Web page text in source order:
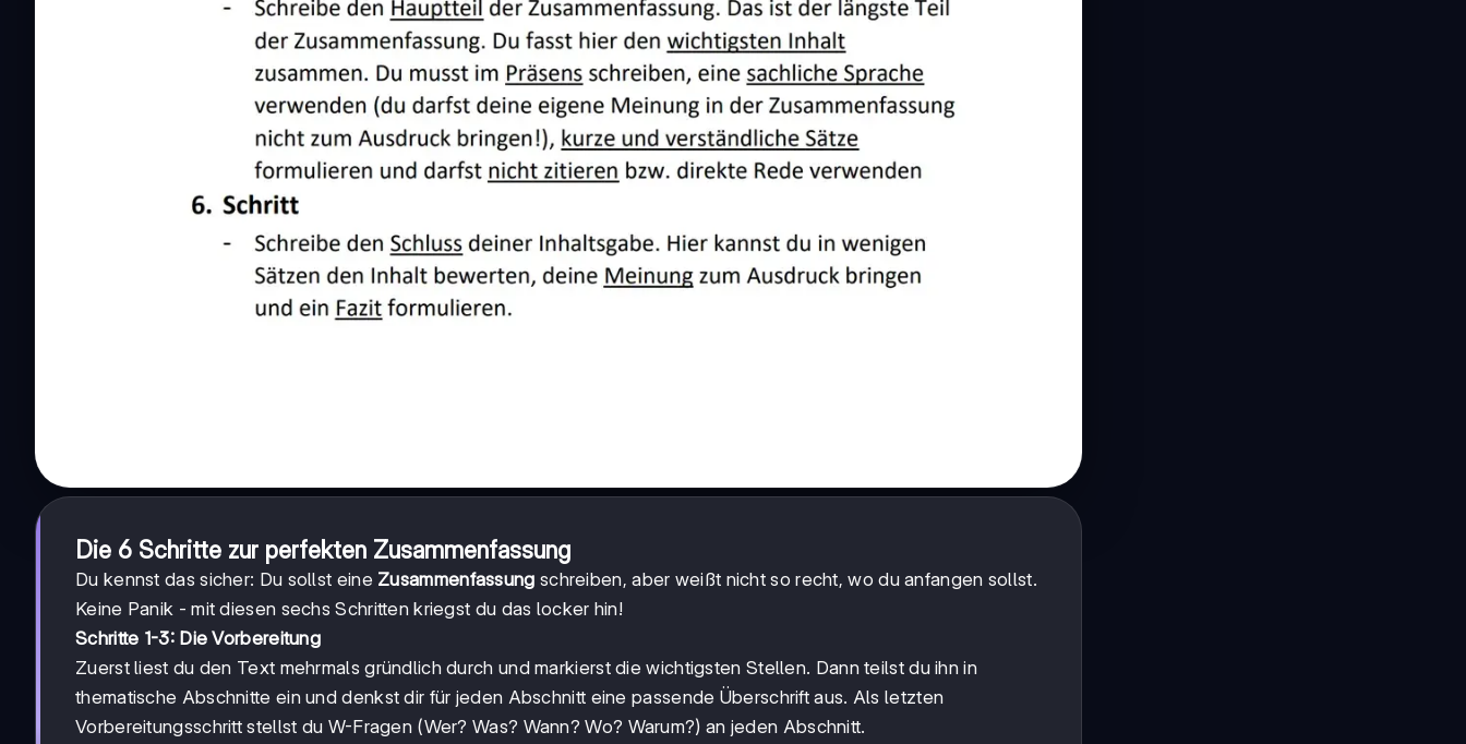
Die 6 Schritte zur perfekten Zusammenfassung
Du kennst das sicher: Du sollst eine Zusammenfassung schreiben, aber weißt nicht so recht, wo du anfangen sollst.
Keine Panik - mit diesen sechs Schritten kriegst du das locker hin!
Schritte 1-3: Die Vorbereitung
Zuerst liest du den Text mehrmals gründlich durch und markierst die wichtigsten Stellen. Dann teilst du ihn in
thematische Abschnitte ein und denkst dir für jeden Abschnitt eine passende Überschrift aus. Als letzten
Vorbereitungsschritt stellst du W-Fragen (Wer? Was? Wann? Wo? Warum?) an jeden Abschnitt.